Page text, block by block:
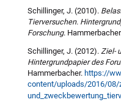
Schillinger, J. (2010).
Tierversuchen.
Forschung. Hammerbacher.
Schillinger, J. (2012). Ziel-
Hintergrundpapier des
Hammerbacher. https://
content/uploads/2016/08/